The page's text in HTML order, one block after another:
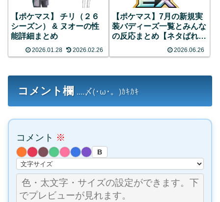
【ポケマス】 チリ（２６
シーズン） & ヌオーの性
能詳細まとめ
2026.01.28 2026.02.26
【ポケマス】7月の新規実
装バディーズ一覧とみんな
の反応まとめ【ネタばれあ
2026.06.26
コメント欄 ....〆(･ω･。)ｶｷｶｷ
コメント ※
B